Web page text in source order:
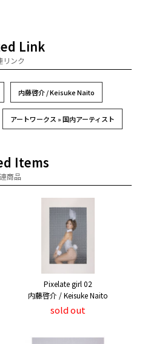
Link
リンク
内藤啓介 / Keisuke Naito
アートワークス » 国内アーティスト
Items
商品
Pixelate girl 02
内藤啓介 / Keisuke Naito
sold out